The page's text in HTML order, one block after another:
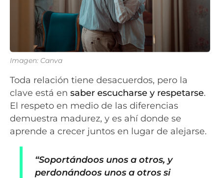
Imagen: Canva
Toda relación tiene desacuerdos, pero la
clave está en saber escucharse y respetarse.
El respeto en medio de las diferencias
demuestra madurez, y es ahí donde se
aprende a crecer juntos en lugar de alejarse.
“Soportándoos unos a otros, y
perdonándoos unos a otros si